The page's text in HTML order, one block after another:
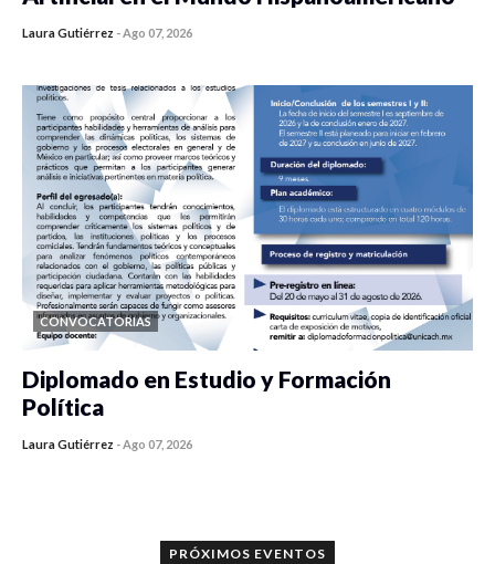
Laura Gutiérrez -Ago 07, 2026
CONVOCATORIAS
Diplomado en Estudio y Formación
Política
Laura Gutiérrez -Ago 07, 2026
PRÓXIMOS EVENTOS